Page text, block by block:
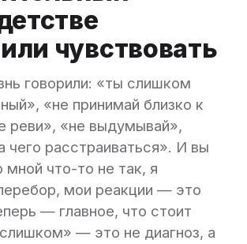
чувствовать
говорили: «ты слишком
«не принимай близко к
реви», «не выдумывай»,
чего расстраиваться». И вы
мной что-то не так, я
мои реакции — это
— главное, что стоит
— это не диагноз, а